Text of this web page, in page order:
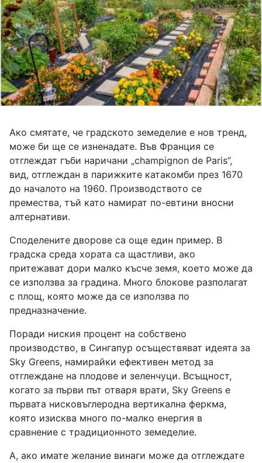
Ако смятате, че градското земеделие е нов тренд,
може би ще се изненадате. Във Франция се
отглеждат гъби наричани „champignon de Paris”,
вид, отглеждан в парижките катакомби през 1670
до началото на 1960. Производството се
премества, тъй като намират по-евтини вносни
алтернативи.
Споделените дворове са още един пример. В
градска среда хората са щастливи, ако
притежават дори малко късче земя, което може да
се използва за градина. Много блокове разполагат
с площ, която може да се използва по
предназначение.
Поради ниския процент на собствено
производство, в Сингапур осъществяват идеята за
Sky Greens, намирайки ефективен метод за
отглеждане на плодове и зеленчуци. Всъщност,
когато за първи път отваря врати, Sky Greens е
първата нисковъглеродна вертикална феркма,
която изисква много по-малко енергия в
сравнение с традиционното земеделие.
А, ако имате желание винаги може да отглеждате